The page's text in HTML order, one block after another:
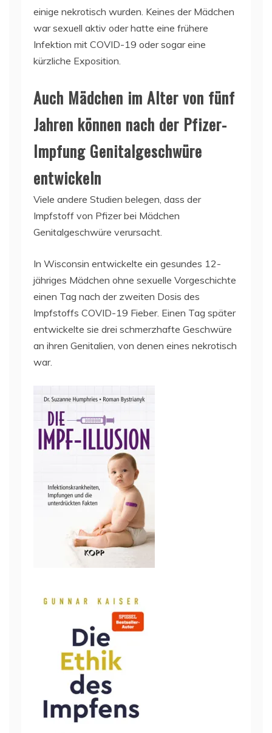
einige nekrotisch wurden. Keines der Mädchen
war sexuell aktiv oder hatte eine frühere
Infektion mit COVID-19 oder sogar eine
kürzliche Exposition.
Auch Mädchen im Alter von fünf
Jahren können nach der Pfizer-
Impfung Genitalgeschwüre
entwickeln
Viele andere Studien belegen, dass der
Impfstoff von Pfizer bei Mädchen
Genitalgeschwüre verursacht.
In Wisconsin entwickelte ein gesundes 12-
jähriges Mädchen ohne sexuelle Vorgeschichte
einen Tag nach der zweiten Dosis des
Impfstoffs COVID-19 Fieber. Einen Tag später
entwickelte sie drei schmerzhafte Geschwüre
an ihren Genitalien, von denen eines nekrotisch
war.